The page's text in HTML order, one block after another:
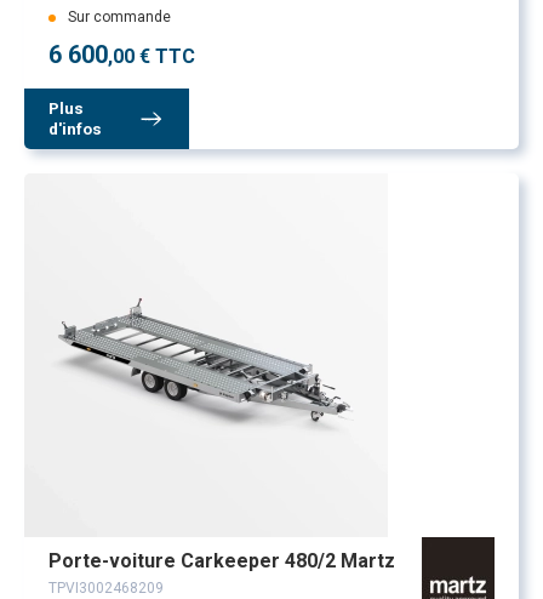
Sur commande
6 600,00 € TTC
Plus
d'infos
Porte-voiture Carkeeper 480/2 Martz
TPVI3002468209